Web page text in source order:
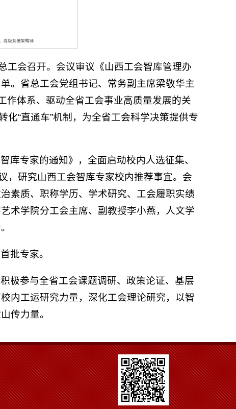
工会召开。会议审议《山西工会智库管理办
。省总工会党组书记、常务副主席梁敬华主
作体系、驱动全省工会事业高质量发展的关
“直通车”机制，为全省工会科学决策提供专
库专家的通知》，全面启动校内人选征集、
，研究山西工会智库专家校内推荐事宜。会
素质、职称学历、学术研究、工会履职实绩
术学院分工会主席、副教授李小燕，人文学
批专家。
极参与全省工会课题调研、政策论证、基层
内工运研究力量，深化工会理论研究，以智
传力量。